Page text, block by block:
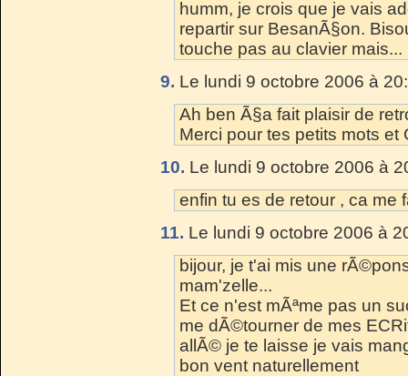
humm, je crois que je vais
repartir sur BesanÃ§on.
touche pas au clavier mais...
9. Le lundi 9 octobre 2006 à
Ah ben Ã§a fait plaisir de
Merci pour tes petits mots et
10. Le lundi 9 octobre 2006 à
enfin tu es de retour , ca me
11. Le lundi 9 octobre 2006 à
bijour, je t'ai mis une
mam'zelle...
Et ce n'est mÃªme pas un
me dÃ©tourner de mes
allÃ© je te laisse je vais
bon vent naturellement